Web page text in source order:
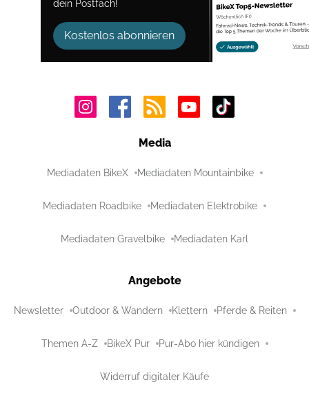
dein Postfach!
Kostenlos abonnieren
Media
Mediadaten BikeX Mediadaten Mountainbike
Mediadaten Roadbike Mediadaten Elektrobike
Mediadaten Gravelbike Mediadaten Karl
Angebote
Newsletter Outdoor & Wandern Klettern Pferde & Reiten
Themen A-Z BikeX Pur Pur-Abo hier kündigen
Widerruf digitaler Käufe